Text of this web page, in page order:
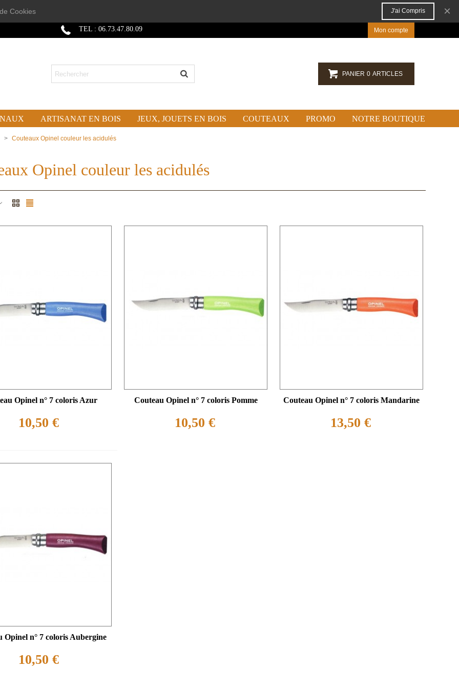
Cookies J'ai Compris ×
TEL : 06.73.47.80.09 Mon compte
PANIER 0 ARTICLES
ARTISANAT EN BOIS JEUX, JOUETS EN BOIS COUTEAUX PROMO NOTRE BOUTIQUE
> Couteaux Opinel couleur les acidulés
Opinel couleur les acidulés
Opinel n° 7 coloris Azur
10,50 €
Couteau Opinel n° 7 coloris Pomme
10,50 €
Couteau Opinel n° 7 coloris Mandarine
13,50 €
Opinel n° 7 coloris Aubergine
10,50 €